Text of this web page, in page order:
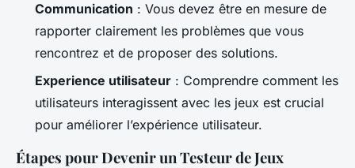
Communication : Vous devez être en mesure de
rapporter clairement les problèmes que vous
rencontrez et de proposer des solutions.
Experience utilisateur : Comprendre comment les
utilisateurs interagissent avec les jeux est crucial
pour améliorer l’expérience utilisateur.
Étapes pour Devenir un Testeur de Jeux